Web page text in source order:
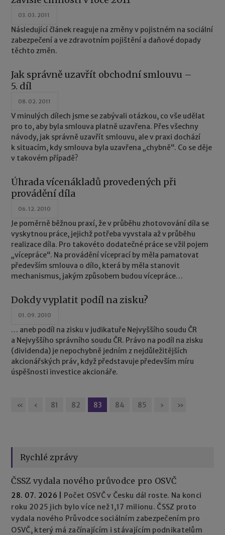
03. 03. 2011
Následující článek reaguje na změny v pojistném na sociální
zabezpečení a ve zdravotním pojištění a daňové dopady
těchto změn.
Jak správně uzavřít obchodní smlouvu –
5. díl
08. 02. 2011
V minulých dílech jsme se zabývali otázkou, co vše udělat
pro to, aby byla smlouva platně uzavřena. Přes všechny
návody, jak správně uzavřít smlouvu, ale v praxi dochází
k situacím, kdy smlouva byla uzavřena „chybně“. Co se děje
v takovém případě?
Úhrada vícenákladů provedených při
provádění díla
06. 12. 2010
Je poměrně běžnou praxí, že v průběhu zhotovování díla se
vyskytnou práce, jejichž potřeba vyvstala až v průběhu
realizace díla. Pro takovéto dodatečné práce se vžil pojem
„vícepráce“. Na provádění víceprací by měla pamatovat
především smlouva o dílo, která by měla stanovit
mechanismus, jakým způsobem budou vícepráce
provedených víceprací.
Dokdy vyplatit podíl na zisku?
01. 09. 2010
… aneb podíl na zisku v judikatuře Nejvyššího soudu ČR
a Nejvyššího správního soudu ČR. Právo na podíl na zisku
(dividenda) je nepochybně jedním z nejdůležitějších
akcionářských práv, když představuje především míru
úspěšnosti investice akcionáře.
« ‹ 81 82 83 84 85 › »
Rychlé zprávy
ČSSZ vydala nového průvodce pro OSVČ
28. 07. 2026
Počet OSVČ v Česku dál roste. Na konci
roku 2025 jich bylo více než 1,17 milionu. ČSSZ proto
vydala nového Průvodce sociálním zabezpečením pro
OSVČ, který má začínajícím i stávajícím podnikatelům